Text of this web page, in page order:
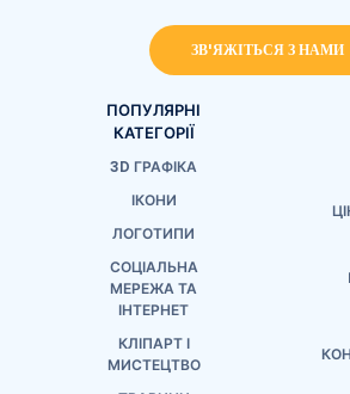
ЗВ'ЯЖІТЬСЯ З НАМИ
ПОПУЛЯРНІ
КАТЕГОРІЇ
3D ГРАФІКА
ІКОНИ
ЛОГОТИПИ
СОЦІАЛЬНА
МЕРЕЖА ТА
ІНТЕРНЕТ
КЛІПАРТ І
МИСТЕЦТВО